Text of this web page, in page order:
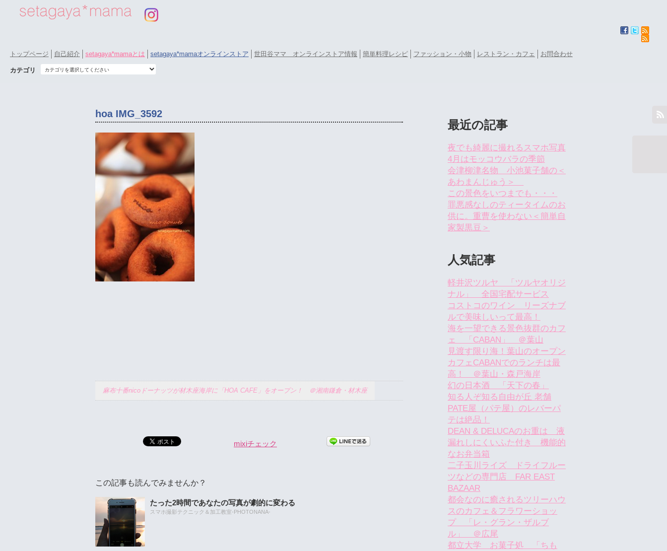
トップページ 自己紹介 setagaya*mamaとは setagaya*mamaオンラインストア 世田谷ママ オンラインストア情報 簡単料理レシピ ファッション・小物 レストラン・カフェ お問合わせ
カテゴリ
hoa IMG_3592
麻布十番nicoドーナッツが材木座海岸に「HOA CAFE」をオープン！ ＠湘南鎌倉・材木座
mixiチェック
この記事も読んでみませんか？
たった2時間であなたの写真が劇的に変わる
スマホ撮影テクニック＆加工教室-PHOTONANA-
最近の記事
夜でも綺麗に撮れるスマホ写真
4月はモッコウバラの季節
会津柳津名物 小池菓子舗の＜
あわまんじゅう＞
この景色をいつまでも・・・
罪悪感なしのティータイムのお
供に。重曹を使わない＜簡単自
家製黒豆＞
人気記事
軽井沢ツルヤ 「ツルヤオリジ
ナル」 全国宅配サービス
コストコのワイン リーズナブ
ルで美味しいって最高！
海を一望できる景色抜群のカフ
ェ 「CABAN」 ＠葉山
見渡す限り海！葉山のオープン
カフェCABANでのランチは最
高！ ＠葉山・森戸海岸
幻の日本酒 「天下の春」
知る人ぞ知る自由が丘 老舗
PATE屋（パテ屋）のレバーパ
テは絶品！
DEAN & DELUCAのお重は 液
漏れしにくいふた付き 機能的
なお弁当箱
二子玉川ライズ ドライフルー
ツなどの専門店 FAR EAST
BAZAAR
都会なのに癒されるツリーハウ
スのカフェ＆フラワーショッ
プ 「レ・グラン・ザルブ
ル」 ＠広尾
都立大学 お菓子処 「ちも